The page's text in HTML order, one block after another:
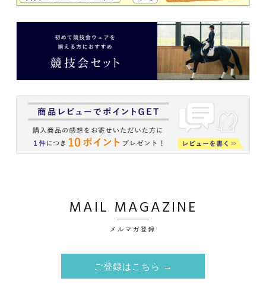
MAIL MAGAZINE
メルマガ登録
ご登録はこちら →